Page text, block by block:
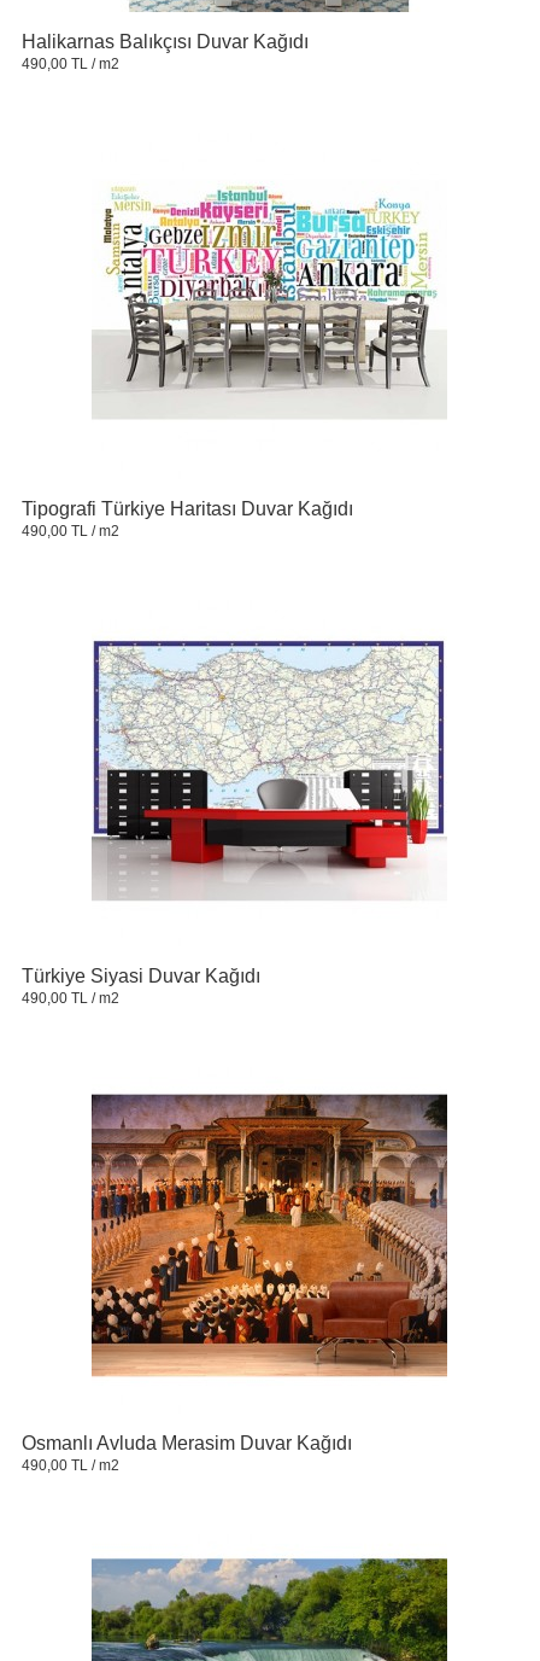
Halikarnas Balıkçısı Duvar Kağıdı
490,00 TL / m2
Tipografi Türkiye Haritası Duvar Kağıdı
490,00 TL / m2
Türkiye Siyasi Duvar Kağıdı
490,00 TL / m2
Osmanlı Avluda Merasim Duvar Kağıdı
490,00 TL / m2